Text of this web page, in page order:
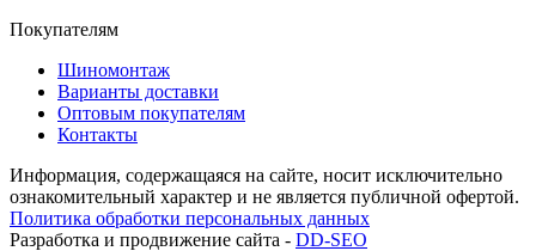
Покупателям
Шиномонтаж
Варианты доставки
Оптовым покупателям
Контакты
Информация, содержащаяся на сайте, носит исключительно
ознакомительный характер и не является публичной офертой.
Политика обработки персональных данных
Разработка и продвижение сайта - DD-SEO